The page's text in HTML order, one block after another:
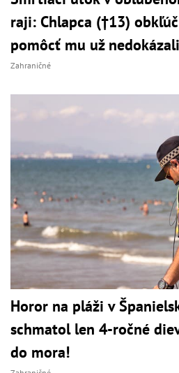
raji: Chlapca (†13)
pomôcť mu už nedokázali
Zahraničné
Horor na pláži v
schmatol len 4-ročné
do mora!